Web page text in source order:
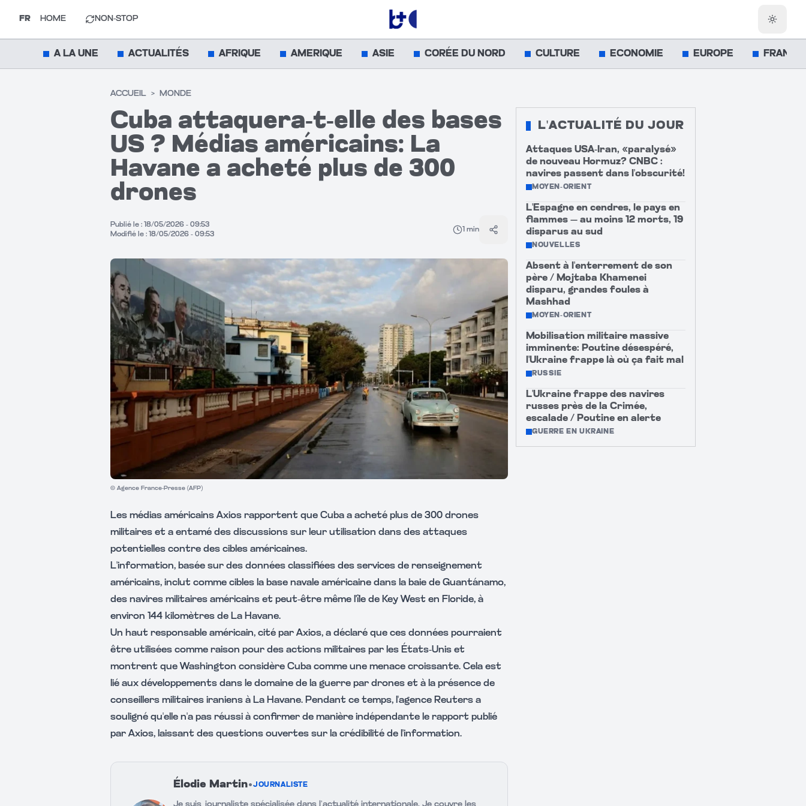
FR HOME NON-STOP
A LA UNE ACTUALITÉS AFRIQUE AMERIQUE ASIE CORÉE DU NORD CULTURE ECONOMIE EUROPE FRANCE
ACCUEIL > MONDE
Cuba attaquera-t-elle des bases
US ? Médias américains: La
Havane a acheté plus de 300
drones
Publié le : 18/05/2026 - 09:53
Modifié le : 18/05/2026 - 09:53
1 min
Partager
© Agence France-Presse (AFP)
Les médias américains Axios rapportent que Cuba a acheté plus de 300 drones
militaires et a entamé des discussions sur leur utilisation dans des attaques
potentielles contre des cibles américaines.
L'information, basée sur des données classifiées des services de renseignement
américains, inclut comme cibles la base navale américaine dans la baie de Guantánamo,
des navires militaires américains et peut-être même l'île de Key West en Floride, à
environ 144 kilomètres de La Havane.
Un haut responsable américain, cité par Axios, a déclaré que ces données pourraient
être utilisées comme raison pour des actions militaires par les États-Unis et
montrent que Washington considère Cuba comme une menace croissante. Cela est
lié aux développements dans le domaine de la guerre par drones et à la présence de
conseillers militaires iraniens à La Havane. Pendant ce temps, l'agence Reuters a
souligné qu'elle n'a pas réussi à confirmer de manière indépendante le rapport publié
par Axios, laissant des questions ouvertes sur la crédibilité de l'information.
Élodie Martin•JOURNALISTE
L'ACTUALITÉ DU JOUR
Attaques USA-Iran, «paralysé»
de nouveau Hormuz? CNBC :
navires passent dans l'obscurité!
MOYEN-ORIENT
L'Espagne en cendres, le pays en
flammes — au moins 12 morts, 19
disparus au sud
NOUVELLES
Absent à l'enterrement de son
père / Mojtaba Khamenei
disparu, grandes foules à
Mashhad
MOYEN-ORIENT
Mobilisation militaire massive
imminente: Poutine désespéré,
l'Ukraine frappe là où ça fait mal
RUSSIE
L'Ukraine frappe des navires
russes près de la Crimée,
escalade / Poutine en alerte
GUERRE EN UKRAINE